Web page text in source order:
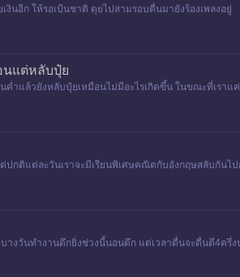
งินอีก ให้รอเป้นชาติ ตุยไปสามรอบตื่นมายังร้องเพลงอยู่
นแต่หลับปุ๋ย
ค่ำแล้วยังหลับปุ๋ยเหมือนไม่มีอะไรเกิดขึ้น ในขณะที่เรา
ปกติแต่ละวันเราจะมีเรียนพิเศษคณิตกับอังกฤษสลับกันไ
งวันทำงานดึกยิ่งช่วงนี้นอนดึก แต่เวลาตื่นจะตื่นตี4ครึ่ง